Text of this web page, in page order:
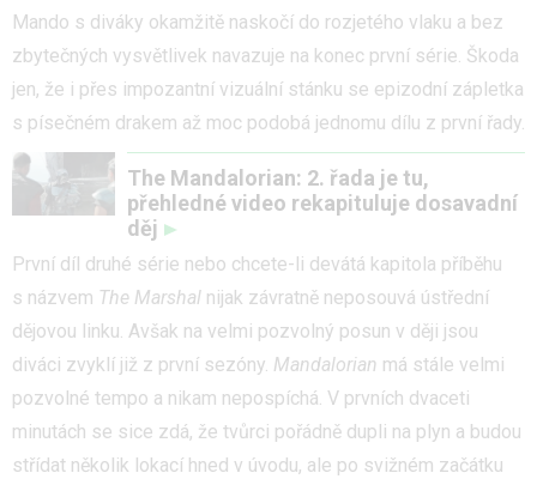
Mando s diváky okamžitě naskočí do rozjetého vlaku a bez
zbytečných vysvětlivek navazuje na konec první série. Škoda
jen, že i přes impozantní vizuální stánku se epizodní zápletka
s písečném drakem až moc podobá jednomu dílu z první řady.
The Mandalorian: 2. řada je tu,
přehledné video rekapituluje dosavadní
děj
První díl druhé série nebo chcete-li devátá kapitola příběhu
s názvem The Marshal nijak závratně neposouvá ústřední
dějovou linku. Avšak na velmi pozvolný posun v ději jsou
diváci zvyklí již z první sezóny. Mandalorian má stále velmi
pozvolné tempo a nikam nepospíchá. V prvních dvaceti
minutách se sice zdá, že tvůrci pořádně dupli na plyn a budou
střídat několik lokací hned v úvodu, ale po svižném začátku